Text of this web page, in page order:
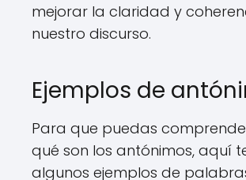
mejorar la claridad y
nuestro discurso.
Ejemplos de
Para que puedas
qué son los antónimos, aquí
algunos ejemplos de